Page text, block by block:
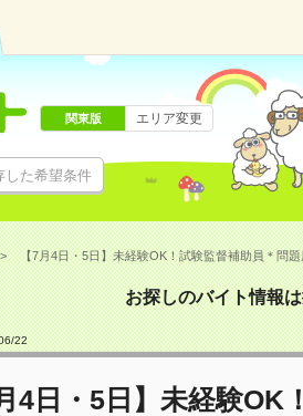
した希望条件
関東版 エリア変更
【7月4日・5日】未経験OK！試験監督補助員＊問
お探しのバイト情報
/22
4日・5日】未経験